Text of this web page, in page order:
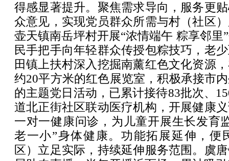
得感显著提升。聚焦需求导向，服务更
众意见，实现党员群众所需与村（社区
壶天镇南岳坪村开展“浓情端午 粽享邻里
民手把手向年轻群众传授包粽技巧，老
田镇上扶村深入挖掘南薰红色文化资源
约20平方米的红色展览室，积极承接市
的主题党日活动，已累计接待83批次、
道北正街社区联动医疗机构，开展健康
一对一健康问诊，为儿童开展生长发育
老一小”身体健康。功能拓展延伸，便
区）立足实际，持续延伸服务范围。虞